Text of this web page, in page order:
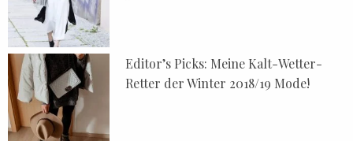
Editor’s Picks: Meine Kalt-Wetter-
Retter der Winter 2018/19 Mode!